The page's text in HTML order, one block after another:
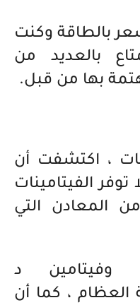
بالطاقة وكنت
بالعديد من
بها من قبل.
، اكتشفت أن
الفيتامينات
المعادن التي
وفيتامين د
، كما أن